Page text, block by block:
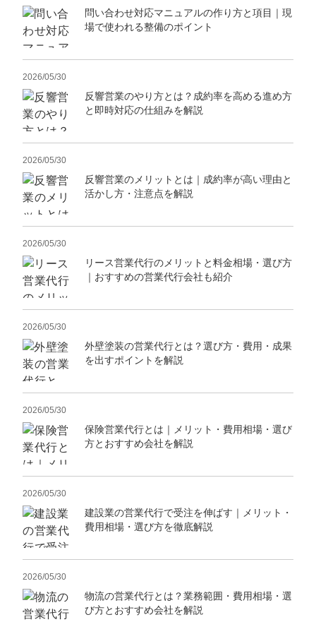
問い合わせ対応マニュアルの作り方と項目｜現
場で使われる整備のポイント
2026/05/30
反響営業のやり方とは？成約率を高める進め方
と即時対応の仕組みを解説
2026/05/30
反響営業のメリットとは｜成約率が高い理由と
活かし方・注意点を解説
2026/05/30
リース営業代行のメリットと料金相場・選び方
｜おすすめの営業代行会社も紹介
2026/05/30
外壁塗装の営業代行とは？選び方・費用・成果
を出すポイントを解説
2026/05/30
保険営業代行とは｜メリット・費用相場・選び
方とおすすめ会社を解説
2026/05/30
建設業の営業代行で受注を伸ばす｜メリット・
費用相場・選び方を徹底解説
2026/05/30
物流の営業代行とは？業務範囲・費用相場・選
び方とおすすめ会社を解説